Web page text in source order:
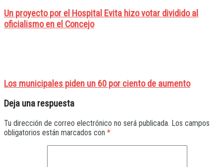
Un proyecto por el Hospital Evita hizo votar dividido al
oficialismo en el Concejo
Los municipales piden un 60 por ciento de aumento
Deja una respuesta
Tu dirección de correo electrónico no será publicada. Los campos
obligatorios están marcados con *